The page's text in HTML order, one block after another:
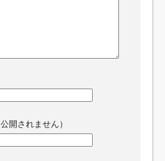
開されません）